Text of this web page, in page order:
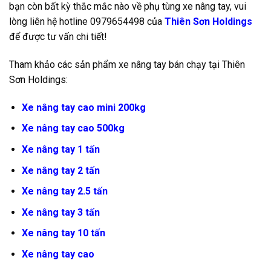
bạn còn bất kỳ thắc mắc nào về phụ tùng xe nâng tay, vui
lòng liên hệ hotline 0979654498 của Thiên Sơn Holdings
để được tư vấn chi tiết!
Tham khảo các sản phẩm xe nâng tay bán chạy tại Thiên
Sơn Holdings:
Xe nâng tay cao mini 200kg
Xe nâng tay cao 500kg
Xe nâng tay 1 tấn
Xe nâng tay 2 tấn
Xe nâng tay 2.5 tấn
Xe nâng tay 3 tấn
Xe nâng tay 10 tấn
Xe nâng tay cao